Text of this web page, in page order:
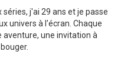
j'ai 29 ans et je passe
univers à l'écran. Chaque
une invitation à